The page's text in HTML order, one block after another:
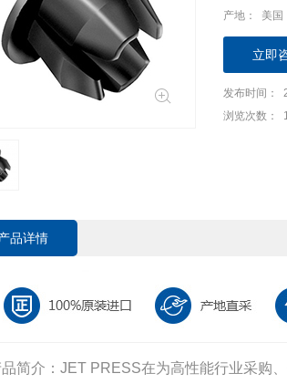
产地： 美国
立即
发布时间：
浏览次数：
品详情
简介：JET PRESS在为高性能行业采购